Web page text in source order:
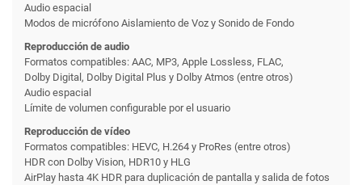
Audio espacial
Modos de micrófono Aislamiento de Voz y Sonido de Fondo
Reproducción de audio
Formatos compatibles: AAC, MP3, Apple Lossless, FLAC,
Dolby Digital, Dolby Digital Plus y Dolby Atmos (entre otros)
Audio espacial
Límite de volumen configurable por el usuario
Reproducción de vídeo
Formatos compatibles: HEVC, H.264 y ProRes (entre otros)
HDR con Dolby Vision, HDR10 y HLG
AirPlay hasta 4K HDR para duplicación de pantalla y salida de fotos